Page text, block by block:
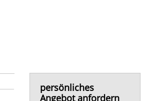
persönliches
Angebot anfordern